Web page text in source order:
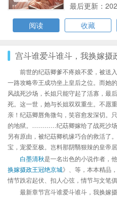
最后更新：
阅读
收藏
宫斗谁爱斗谁斗，我换嫁摄
前世的纪苭卿爹不疼娘不爱，被送
一路攻略帝王成功坐上皇后之位。而她
风战死沙场，长姐只能守起了活寡，最
死。这一世，她与长姐双双重生。不愿
亲！纪苭卿唇角微勾，笑容愈发深切。
的地狱。…………纪苭卿嫁给了战死沙场
另有原由，被纪苭卿机缘巧合的救活了
宝，宠爱至极。岂料那阴翳狠辣的皇帝
白墨清秋是一名出色的小说作者，
换嫁摄政王冠绝京城》、等，本本精品
情节跌宕起伏、扣人心弦，情节与文笔俱
最新章节宫斗谁爱斗谁斗，我换嫁